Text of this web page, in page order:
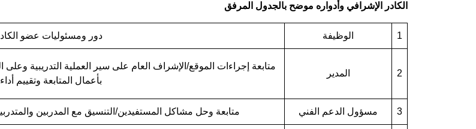
الكادر الإشرافي وأدواره موضح بالجدول المرفق
دور ومسئوليات عضو الوظيفة 1
متابعة إجراءات الموقع/الإشراف العام على سير العملية التدريبية وعلى
بأعمال المتابعة وتقييم
المدير 2
متابعة وحل مشاكل المستفيدين/التنسيق مع المدربين مسؤول الدعم الفني 3